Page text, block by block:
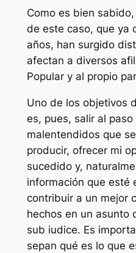
Como es bien
de este caso, que ya
años, han surgido
afectan a diversos
Popular y al propio
Uno de los objetivos
es, pues, salir al
malentendidos que
producir, ofrecer mi
sucedido y,
información que esté
contribuir a un mejor
hechos en un asunto
sub iudice. Es
sepan qué es lo que